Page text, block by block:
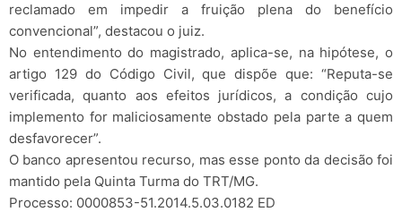
reclamado em impedir a fruição plena do benefício
convencional”, destacou o juiz.
No entendimento do magistrado, aplica-se, na hipótese, o
artigo 129 do Código Civil, que dispõe que: “Reputa-se
verificada, quanto aos efeitos jurídicos, a condição cujo
implemento for maliciosamente obstado pela parte a quem
desfavorecer”.
O banco apresentou recurso, mas esse ponto da decisão foi
mantido pela Quinta Turma do TRT/MG.
Processo: 0000853-51.2014.5.03.0182 ED